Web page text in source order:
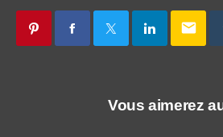
email
Vous aimerez